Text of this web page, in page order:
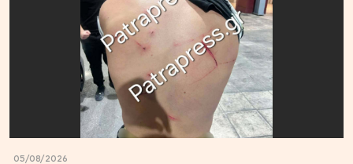
05/08/2026